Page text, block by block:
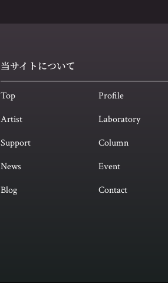
当サイトについて
Top
Profile
Artist
Laboratory
Support
Column
News
Event
Blog
Contact